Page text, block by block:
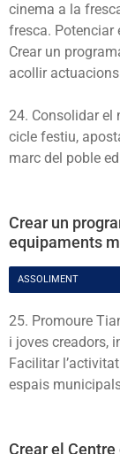
cinema a la
fresca. Potenciar
Crear un
acollir
24. Consolidar el
cicle festiu,
marc del poble
Crear un
equipaments
ASSOLIMENT
25. Promoure
i joves creadors,
Facilitar
espais
Crear el